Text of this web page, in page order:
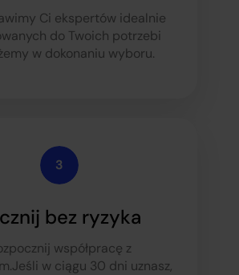
Ci ekspertów idealnie
do Twoich potrzebi
w dokonaniu wyboru.
bez ryzyka
współpracę z
Jeśli w ciągu 30 dni uznasz,